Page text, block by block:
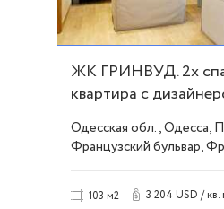
ЖК ГРИНВУД. 2х
квартира с
ремонтом ID 54147
Одесская обл., Одесса,
Французский бульвар,
103 м2 3 204 USD / кв.